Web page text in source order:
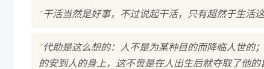
"干活当然是好事，不过说起干活，只有超然于生活
"代助是这么想的：人不是为某种目的而降临人世的
的安到人的身上，这不啻是在人出生后就夺取了他